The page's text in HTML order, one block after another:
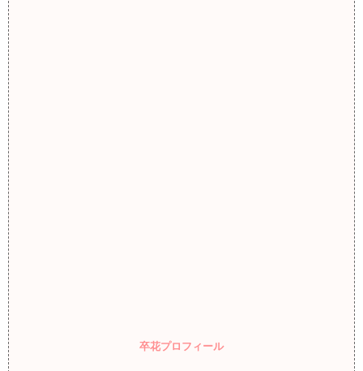
卒花プロフィール